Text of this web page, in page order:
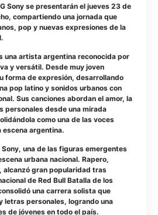
Sony se presentarán el jueves 23 de
compartiendo una jornada que
pop y nuevas expresiones de la
una artista argentina reconocida por
y versátil. Desde muy joven
forma de expresión, desarrollando
pop latino y sonidos urbanos con
Sus canciones abordan el amor, la
personales desde una mirada
como una de las voces
escena argentina.
una de las figuras emergentes
urbana nacional. Rapero,
gran popularidad tras
de Red Bull Batalla de los
una carrera solista que
letras personales, logrando una
de jóvenes en todo el país.